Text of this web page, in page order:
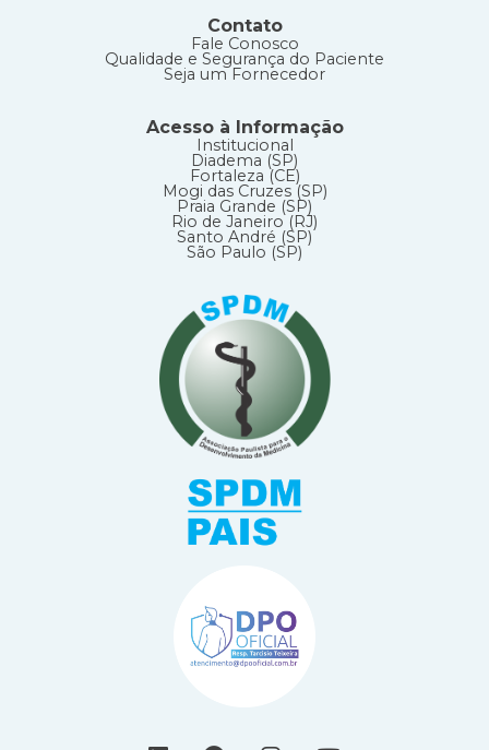
Contato
Fale Conosco
Qualidade e Segurança do Paciente
Seja um Fornecedor
Acesso à Informação
Institucional
Diadema (SP)
Fortaleza (CE)
Mogi das Cruzes (SP)
Praia Grande (SP)
Rio de Janeiro (RJ)
Santo André (SP)
São Paulo (SP)